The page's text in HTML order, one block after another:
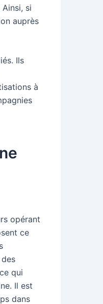
si
auprès
Ils
à
opérant
ce
qui
Il est
dans